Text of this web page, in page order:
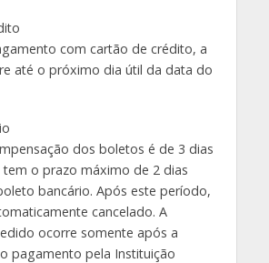
com cartão de crédito, a
até o próximo dia útil da data do
dos boletos é de 3 dias
tem o prazo máximo de 2 dias
bancário. Após este período,
cancelado. A
ocorre somente após a
pagamento pela Instituição